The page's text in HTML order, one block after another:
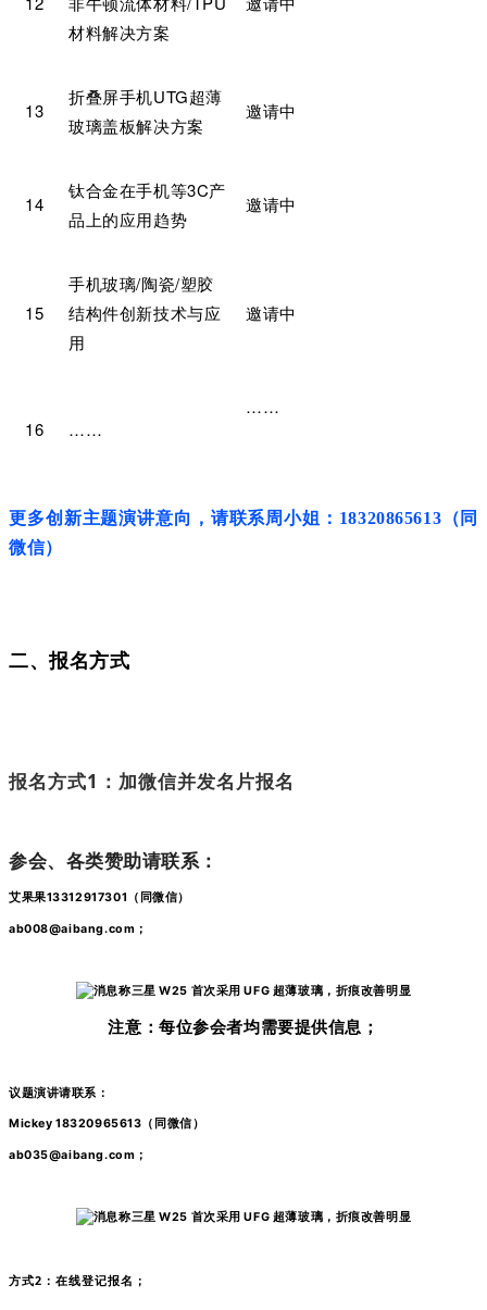
材料解决方案
13
折叠屏手机UTG超薄
玻璃盖板解决方案
邀请中
14
钛合金在手机等3C产
品上的应用趋势
邀请中
15
手机玻璃/陶瓷/塑胶
结构件创新技术与应
用
邀请中
16 ……
……
更多创新主题演讲意向，请联系周小姐：18320865613（同
微信）
二、报名方式
报名方式1：加微信并发名片报名
参会、各类赞助请联系：
艾果果13312917301（同微信）
ab008@aibang.com；
注意：每位参会者均需要提供信息；
议题演讲请联系：
Mickey 18320965613（同微信）
ab035@aibang.com；
方式2：在线登记报名；